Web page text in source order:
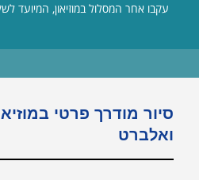
עקבו אחר המסלול במוזיאון, המיועד
סיור מודרך פרטי
ואלברט